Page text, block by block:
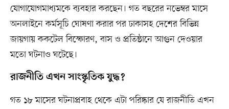
যোগাযোগমাধ্যমকে ব্যবহার করছেন। গত বছরের নভেম্বর মাসে
অনলাইনে কর্মসূচি ঘোষণা করার পর ঢাকাসহ দেশের বিভিন্ন
জায়গায় ককটেল বিস্ফোরণ, বাস ও প্রতিষ্ঠানে আগুন দেওয়ার
মতো ঘটনাও ঘটেছে।
রাজনীতি এখন সাংস্কৃতিক যুদ্ধ?
গত ১৮ মাসের ঘটনাপ্রবাহ থেকে এটা পরিষ্কার যে রাজনীতি এখন